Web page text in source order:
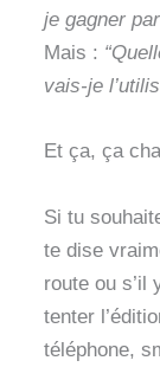
je gagner
Mais :
vais-je
Et ça, ça
Si tu
te dise
route ou s’il
tenter
téléphone,